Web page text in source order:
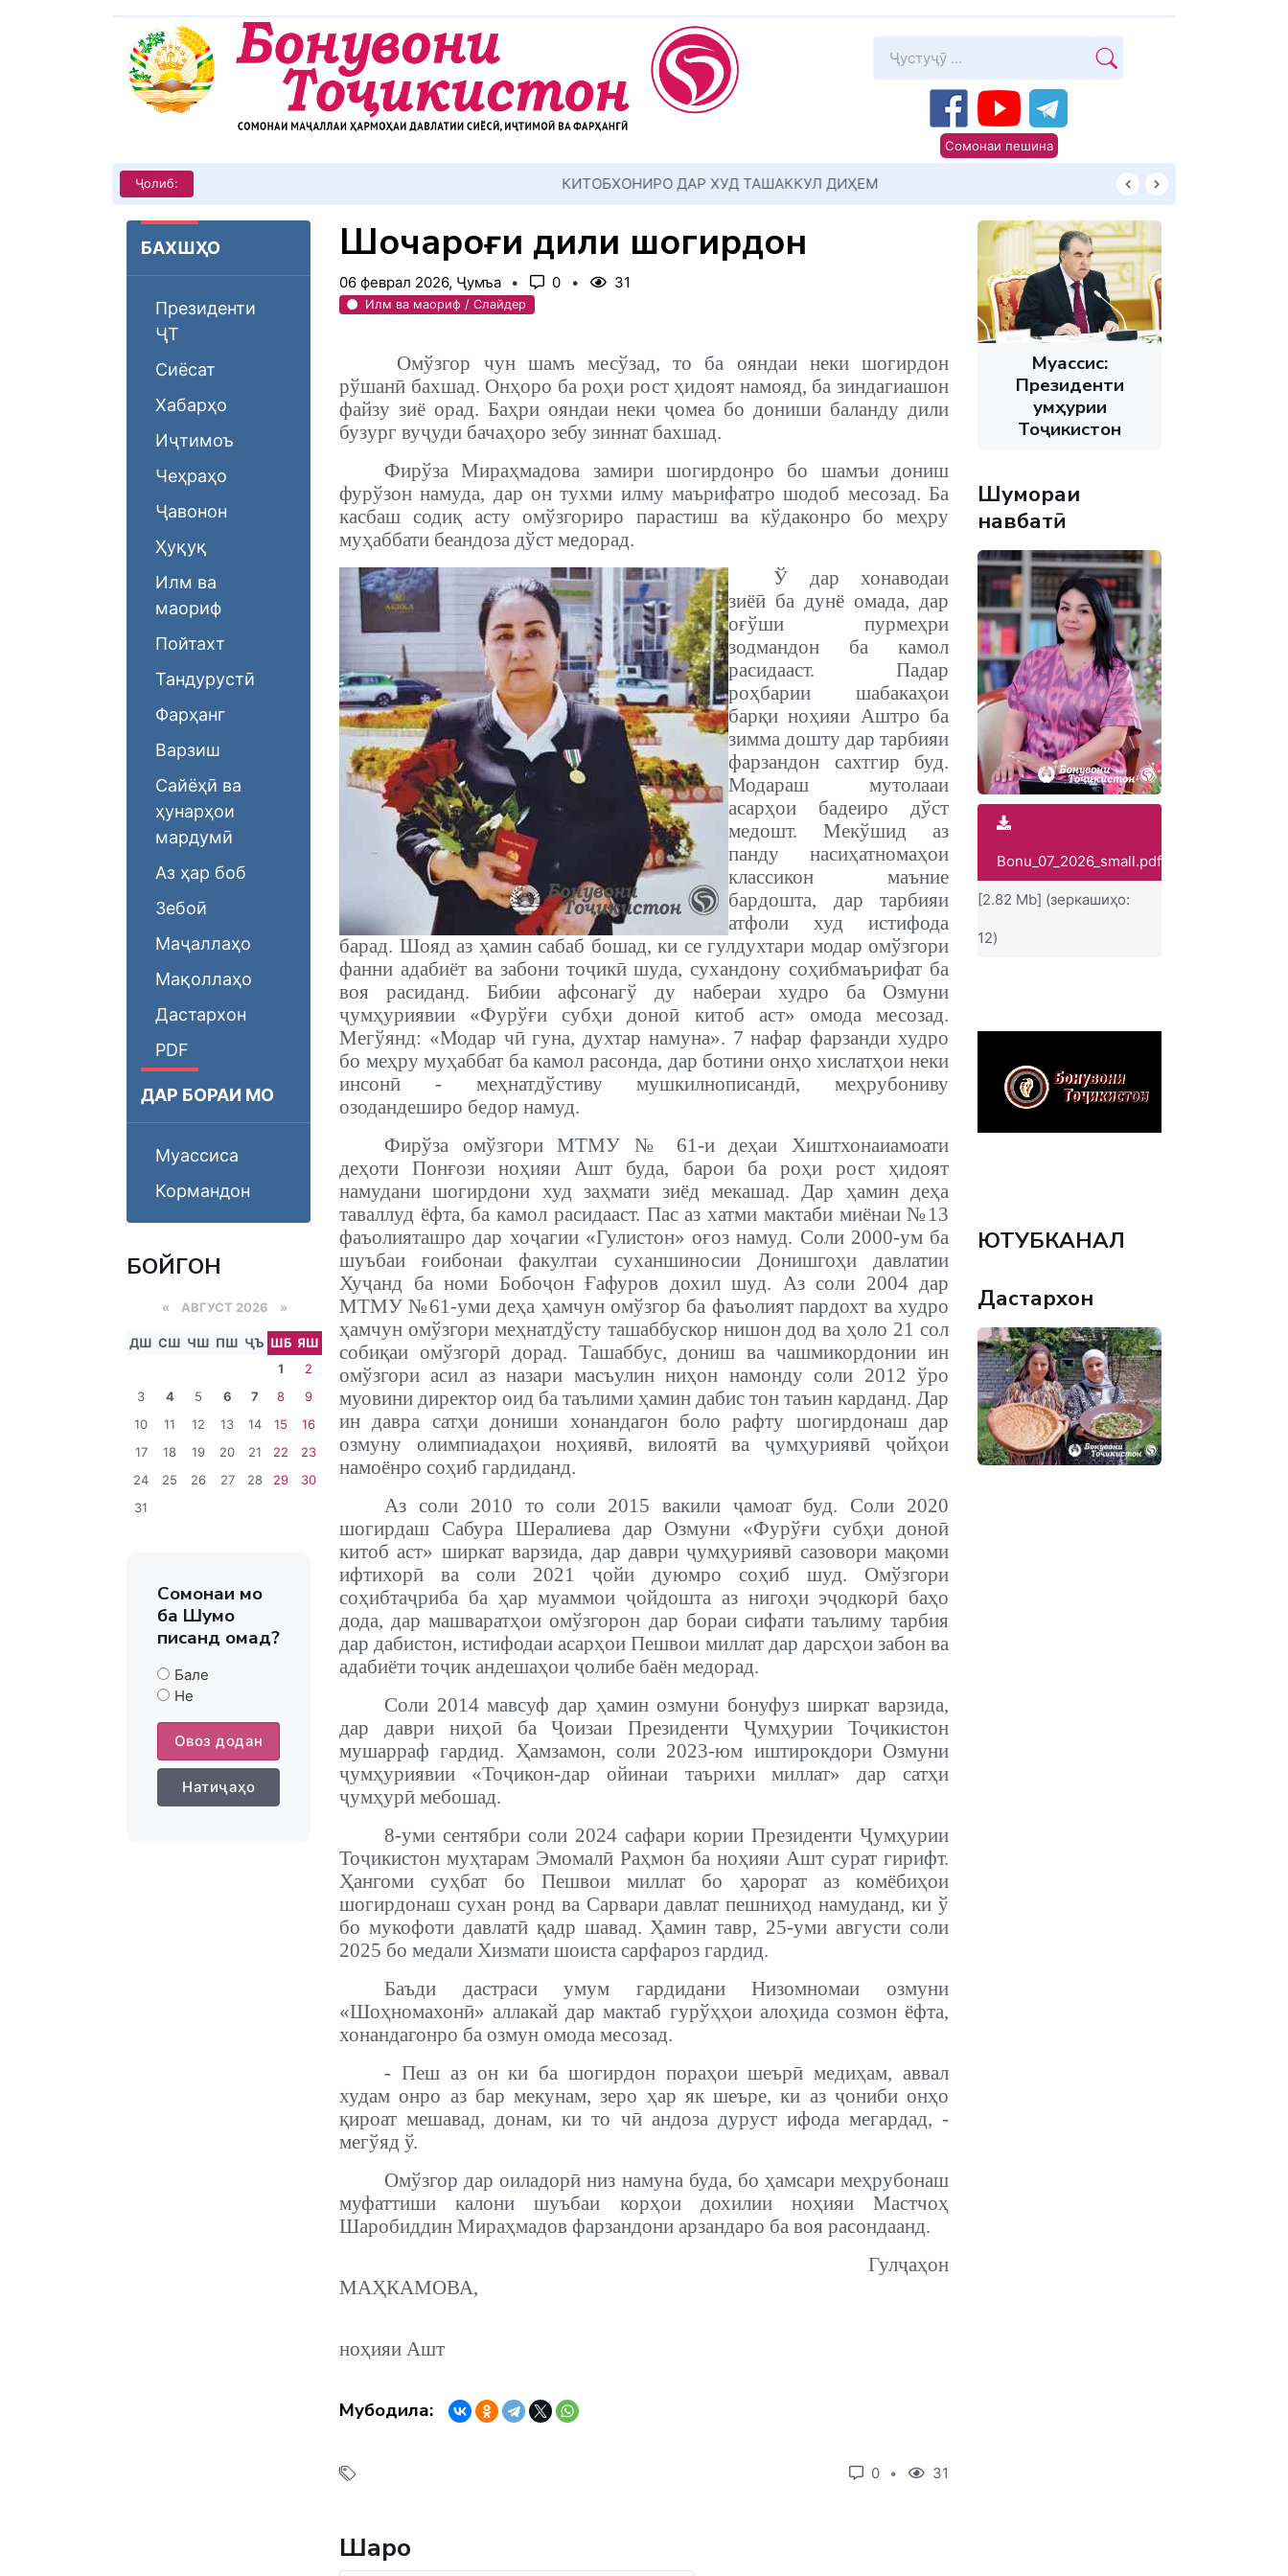
Сомонаи пешина
Ҷолиб:
БАХШҲО
Президенти
ҶТ
Сиёсат
Хабарҳо
Иҷтимоъ
Чеҳраҳо
Ҷавонон
Ҳуқуқ
Илм ва
маориф
Пойтахт
Тандурустӣ
Фарҳанг
Варзиш
Сайёҳӣ ва
ҳунарҳои
мардумӣ
Аз ҳар боб
Зебоӣ
Маҷаллаҳо
Мақоллаҳо
Дастархон
PDF
ДАР БОРАИ МО
Муассиса
Кормандон
БОЙГОНӢ
« АВГУСТ 2026 »
ДШ СШ ЧШ ПШ ҶЪ ШБ ЯШ
1
2
3
4 5 6 7 8
9
10
11 12 13 14 15
16
17
18 19 20 21 22
23
24
25 26 27 28 29
30
31
Сомонаи мо
ба Шумо
писанд омад?
Бале
Не
Овоз додан
Натиҷаҳо
Шоҳчароғи дили шогирдон
06 феврал 2026, Ҷумъа 0 31
Илм ва маориф / Слайдер
Омўзгор чун шамъ месўзад, то ба ояндаи неки шогирдон
рўшанӣ бахшад. Онҳоро ба роҳи рост ҳидоят намояд, ба зиндагиашон
файзу зиё орад. Баҳри ояндаи неки ҷомеа бо дониши баланду дили
бузург вуҷуди бачаҳоро зебу зиннат бахшад.
Фирўза Мираҳмадова замири шогирдонро бо шамъи дониш
фурўзон намуда, дар он тухми илму маърифатро шодоб месозад. Ба
касбаш содиқ асту омўзгориро парастиш ва кўдаконро бо меҳру
муҳаббати беандоза дўст медорад.
Ў дар хонаводаи
зиёӣ ба дунё омада, дар
оғўши пурмеҳри
зодмандон ба камол
расидааст. Падар
роҳбарии шабакаҳои
барқи ноҳияи Аштро ба
зимма дошту дар тарбияи
фарзандон сахтгир буд.
Модараш мутолааи
асарҳои бадеиро дўст
медошт. Мекўшид аз
панду насиҳатномаҳои
классикон маъние
бардошта, дар тарбияи
атфоли худ истифода
барад. Шояд аз ҳамин сабаб бошад, ки се гулдухтари модар омўзгори
фанни адабиёт ва забони тоҷикӣ шуда, сухандону соҳибмаърифат ба
воя расиданд. Бибии афсонагў ду набераи худро ба Озмуни
ҷумҳуриявии «Фурўғи субҳи доноӣ китоб аст» омода месозад.
Мегўянд: «Модар чӣ гуна, духтар намуна». 7 нафар фарзанди худро
бо меҳру муҳаббат ба камол расонда, дар ботини онҳо хислатҳои неки
инсонӣ - меҳнатдўстиву мушкилнописандӣ, меҳрубониву
озодандеширо бедор намуд.
Фирўза омўзгори МТМУ № 61-и деҳаи Хиштхонаиамоати
деҳоти Понғози ноҳияи Ашт буда, барои ба роҳи рост ҳидоят
намудани шогирдони худ заҳмати зиёд мекашад. Дар ҳамин деҳа
таваллуд ёфта, ба камол расидааст. Пас аз хатми мактаби миёнаи №13
фаъолияташро дар хоҷагии «Гулистон» оғоз намуд. Соли 2000-ум ба
шуъбаи ғоибонаи факултаи суханшиносии Донишгоҳи давлатии
Хуҷанд ба номи Бобоҷон Ғафуров дохил шуд. Аз соли 2004 дар
МТМУ №61-уми деҳа ҳамчун омўзгор ба фаъолият пардохт ва худро
ҳамчун омўзгори меҳнатдўсту ташаббускор нишон дод ва ҳоло 21 сол
собиқаи омўзгорӣ дорад. Ташаббус, дониш ва чашмикордонии ин
омўзгори асил аз назари масъулин ниҳон намонду соли 2012 ўро
муовини директор оид ба таълими ҳамин дабис­ тон таъин карданд. Дар
ин давра сатҳи дониши хонандагон боло рафту шогирдонаш дар
озмуну олимпиадаҳои ноҳиявӣ, вилоятӣ ва ҷумҳуриявӣ ҷойҳои
намоёнро соҳиб гардиданд.
Аз соли 2010 то соли 2015 вакили ҷамоат буд. Соли 2020
шогирдаш Сабура Шералиева дар Озмуни «Фурўғи субҳи доноӣ
китоб аст» ширкат варзида, дар даври ҷумҳуриявӣ сазовори мақоми
ифтихорӣ ва соли 2021 ҷойи дуюмро соҳиб шуд. Омўзгори
соҳибтаҷриба ба ҳар муаммои ҷойдошта аз нигоҳи эҷодкорӣ баҳо
дода, дар машваратҳои омўзгорон дар бораи сифати таълиму тарбия
дар дабистон, истифодаи асарҳои Пешвои миллат дар дарсҳои забон ва
адабиёти тоҷик андешаҳои ҷолибе баён медорад.
Соли 2014 мавсуф дар ҳамин озмуни бонуфуз ширкат варзида,
дар даври ниҳоӣ ба Ҷоизаи Президенти Ҷумҳурии Тоҷикистон
мушарраф гардид. Ҳамзамон, соли 2023-юм иштирокдори Озмуни
ҷумҳуриявии «Тоҷикон-дар ойинаи таърихи миллат» дар сатҳи
ҷумҳурӣ мебошад.
8-уми сентябри соли 2024 сафари кории Президенти Ҷумҳурии
Тоҷикистон муҳтарам Эмомалӣ Раҳмон ба ноҳияи Ашт сурат гирифт.
Ҳангоми суҳбат бо Пешвои миллат бо ҳарорат аз комёбиҳои
шогирдонаш сухан ронд ва Сарвари давлат пешниҳод намуданд, ки ў
бо мукофоти давлатӣ қадр шавад. Ҳамин тавр, 25-уми августи соли
2025 бо медали Хизмати шоиста сарфароз гардид.
Баъди дастраси умум гардидани Низомномаи озмуни
«Шоҳномахонӣ» аллакай дар мактаб гурўҳҳои алоҳида созмон ёфта,
хонандагонро ба озмун омода месозад.
- Пеш аз он ки ба шогирдон пораҳои шеърӣ медиҳам, аввал
худам онро аз бар мекунам, зеро ҳар як шеъре, ки аз ҷониби онҳо
қироат мешавад, донам, ки то чӣ андоза дуруст ифода мегардад, -
мегўяд ў.
Омўзгор дар оиладорӣ низ намуна буда, бо ҳамсари меҳрубонаш
муфаттиши калони шуъбаи корҳои дохилии ноҳияи Мастчоҳ
Шаробиддин Мираҳмадов фарзандони арзандаро ба воя расондаанд.
Гулҷаҳон
МАҲКАМОВА,
ноҳияи Ашт
Мубодила:
0 31
Шарҳҳо
Муассис:
Президенти
Ҷумҳурии
Тоҷикистон
Шумораи
навбатӣ
Bonu_07_2026_small.pdf
[2.82 Mb] (зеркашиҳо:
12)
ЮТУБКАНАЛ
Дастархон